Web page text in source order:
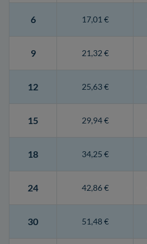
6 17,01 €
9 21,32 €
12 25,63 €
15 29,94 €
18 34,25 €
24 42,86 €
30 51,48 €